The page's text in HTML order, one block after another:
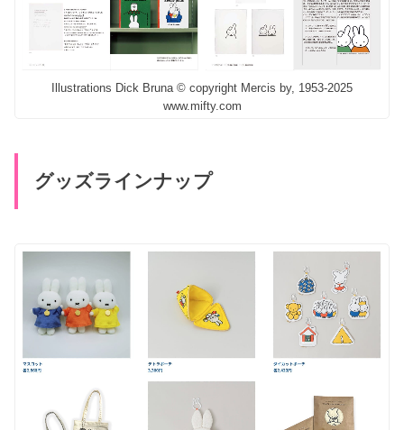
Illustrations Dick Bruna © copyright Mercis by, 1953-2025
www.mifty.com
グッズラインナップ